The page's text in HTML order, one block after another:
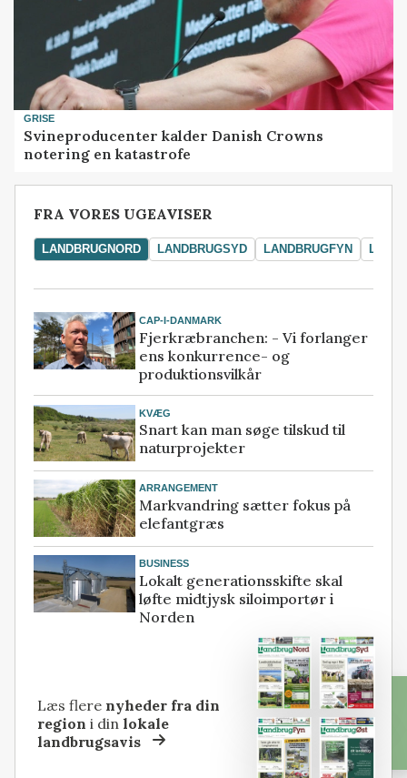
GRISE
Svineproducenter kalder Danish Crowns
notering en katastrofe
FRA VORES UGEAVISER
LANDBRUGNORD LANDBRUGSYD LANDBRUGFYN
CAP-I-DANMARK
Fjerkræbranchen: - Vi forlanger
ens konkurrence- og
produktionsvilkår
KVÆG
Snart kan man søge tilskud til
naturprojekter
ARRANGEMENT
Markvandring sætter fokus på
elefantgræs
BUSINESS
Lokalt generationsskifte skal
løfte midtjysk siloimportør i
Norden
Læs flere nyheder fra din
region i dinlokale
landbrugsavis